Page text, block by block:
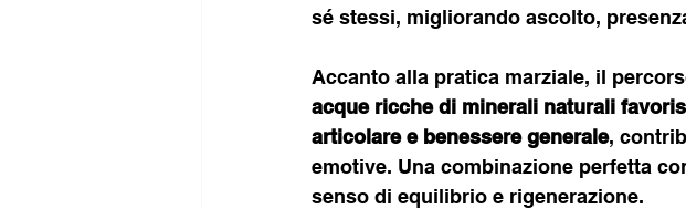
sé stessi, migliorando ascolto,
Accanto alla pratica marziale, il
acque ricche di minerali naturali
articolare e benessere generale,
emotive. Una combinazione perfetta
senso di equilibrio e rigenerazione.